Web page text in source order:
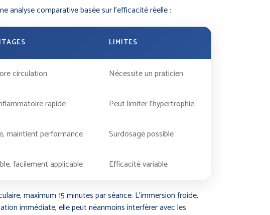
comparative basée sur l’efficacité réelle :
LIMITES
circulation Nécessite un praticien
rapide Peut limiter l’hypertrophie
maintient performance Surdosage possible
facilement applicable Efficacité variable
maximum 15 minutes par séance. L’immersion froide,
immédiate, elle peut néanmoins interférer avec les